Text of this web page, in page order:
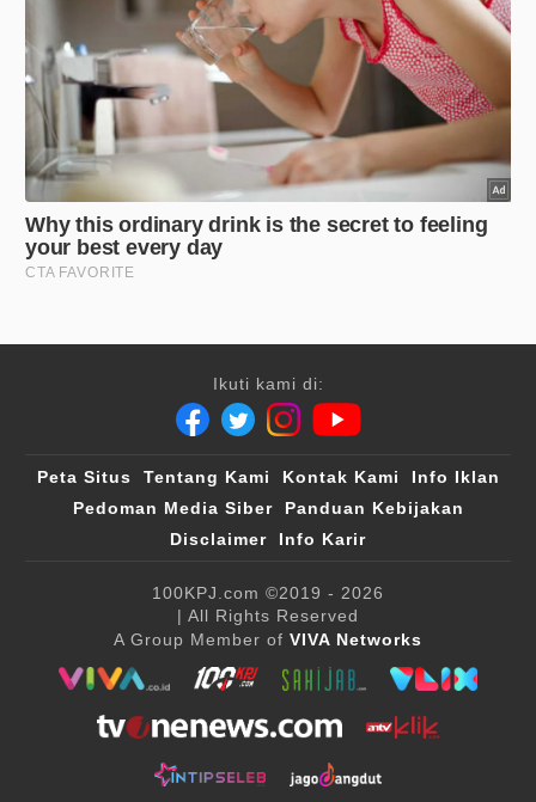
Ikuti kami di:
Peta Situs Tentang Kami Kontak Kami
Info Iklan
Pedoman Media Siber
Panduan Kebijakan
Disclaimer
Info Karir
100KPJ.com ©2019 - 2026
| All Rights Reserved
A Group Member of VIVA Networks